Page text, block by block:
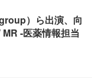
）ら出演、向
-医薬情報担当